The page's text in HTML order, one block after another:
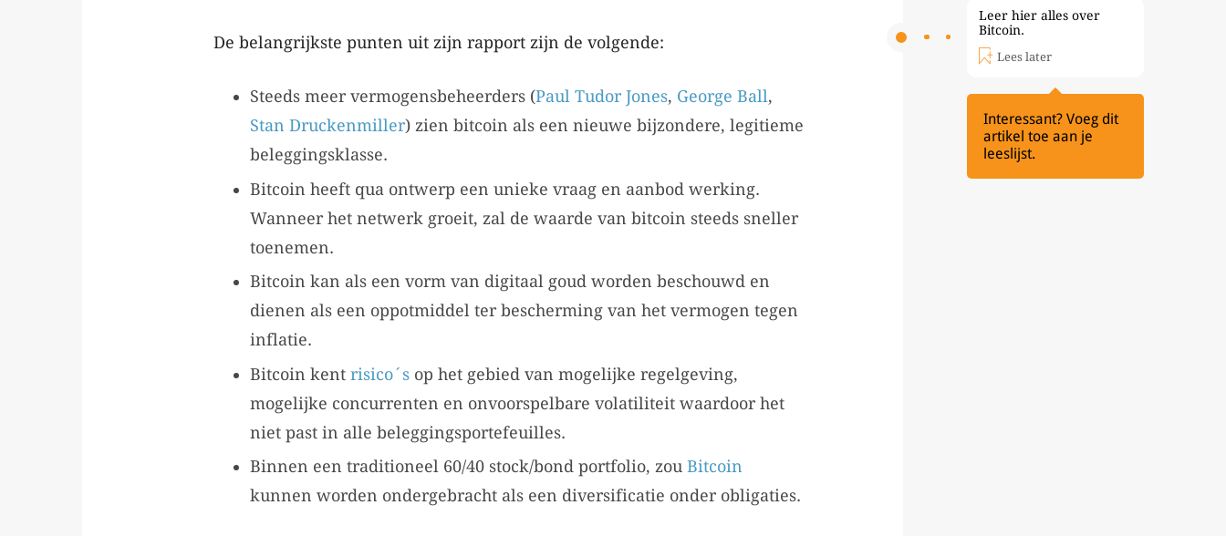
De belangrijkste punten uit zijn rapport zijn de volgende:
Steeds meer vermogensbeheerders (Paul Tudor Jones, George Ball,
Stan Druckenmiller) zien bitcoin als een nieuwe bijzondere, legitieme
beleggingsklasse.
Bitcoin heeft qua ontwerp een unieke vraag en aanbod werking.
Wanneer het netwerk groeit, zal de waarde van bitcoin steeds sneller
toenemen.
Bitcoin kan als een vorm van digitaal goud worden beschouwd en
dienen als een oppotmiddel ter bescherming van het vermogen tegen
inflatie.
Bitcoin kent risico´s op het gebied van mogelijke regelgeving,
mogelijke concurrenten en onvoorspelbare volatiliteit waardoor het
niet past in alle beleggingsportefeuilles.
Binnen een traditioneel 60/40 stock/bond portfolio, zou Bitcoin
kunnen worden ondergebracht als een diversificatie onder obligaties.
Leer hier alles over
Bitcoin.
Lees later
Interessant? Voeg dit
artikel toe aan je
leeslijst.